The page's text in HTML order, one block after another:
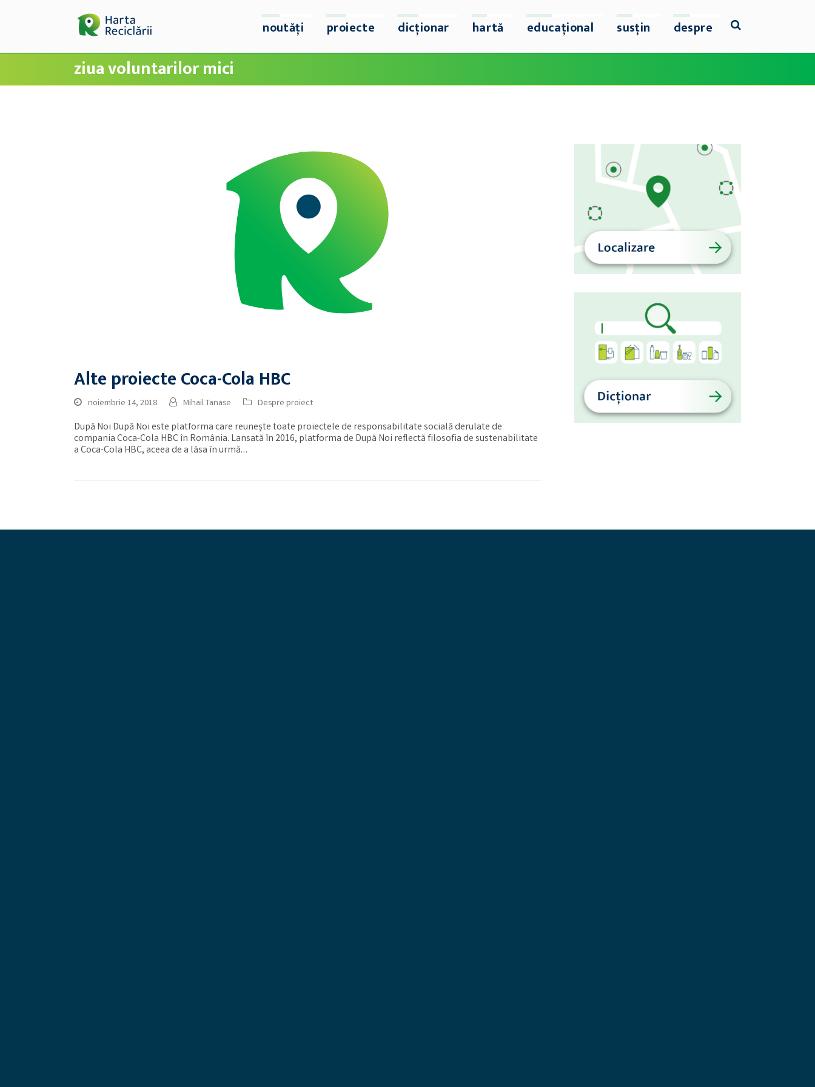
noutăți proiecte dicționar hartă educațional susțin despre
ziua voluntarilor mici
Alte proiecte Coca-Cola HBC
noiembrie 14, 2018 Mihail Tanase Despre proiect
După Noi După Noi este platforma care reunește toate proiectele de responsabilitate socială derulate de
compania Coca-Cola HBC în România. Lansată în 2016, platforma de După Noi reflectă filosofia de sustenabilitate
a Coca-Cola HBC, aceea de a lăsa în urmă…